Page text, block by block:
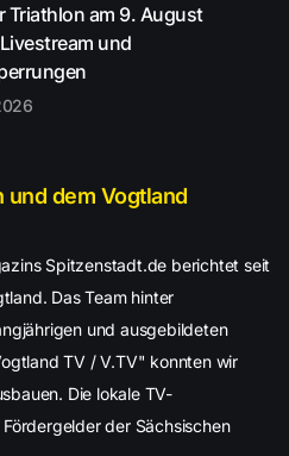
Triathlon am 9. August
und
und dem Vogtland
Spitzenstadt.de berichtet seit
Das Team hinter
und ausgebildeten
TV / V.TV" konnten wir
Die lokale TV-
der Sächsischen